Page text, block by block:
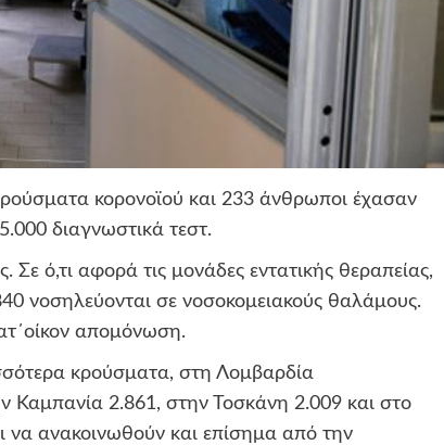
κορονοϊού και 233 άνθρωποι έχασαν
διαγνωστικά τεστ.
ό,τι αφορά τις μονάδες εντατικής θεραπείας,
νοσηλεύονται σε νοσοκομειακούς θαλάμους.
απομόνωση.
κρούσματα, στη Λομβαρδία
Καμπανία 2.861, στην Τοσκάνη 2.009 και στο
να ανακοινωθούν και επίσημα από την